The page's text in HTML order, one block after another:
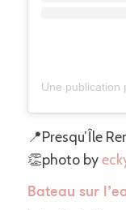
Bateau sur
📍Presqu’Île
👏photo by